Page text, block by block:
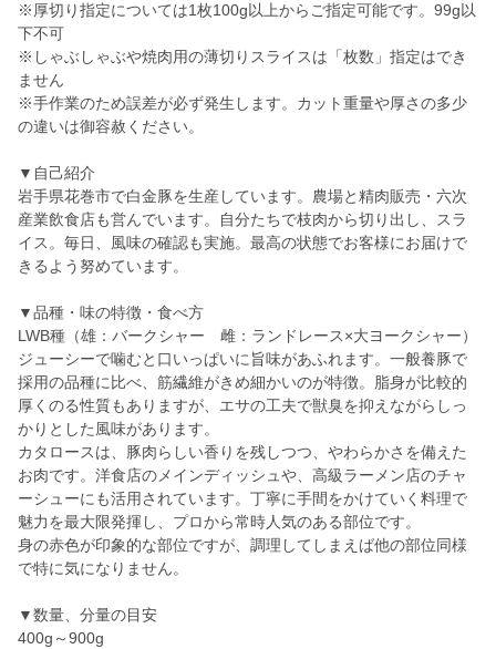
※厚切り指定については1枚100g以上からご指定可能です。99g以
下不可
※しゃぶしゃぶや焼肉用の薄切りスライスは「枚数」指定はでき
ません
※手作業のため誤差が必ず発生します。カット重量や厚さの多少
の違いは御容赦ください。
▼自己紹介
岩手県花巻市で白金豚を生産しています。農場と精肉販売・六次
産業飲食店も営んでいます。自分たちで枝肉から切り出し、スラ
イス。毎日、風味の確認も実施。最高の状態でお客様にお届けで
きるよう努めています。
▼品種・味の特徴・食べ方
LWB種（雄：バークシャー 雌：ランドレース×大ヨークシャー）
ジューシーで噛むと口いっぱいに旨味があふれます。一般養豚で
採用の品種に比べ、筋繊維がきめ細かいのが特徴。脂身が比較的
厚くのる性質もありますが、エサの工夫で獣臭を抑えながらしっ
かりとした風味があります。
カタロースは、豚肉らしい香りを残しつつ、やわらかさを備えた
お肉です。洋食店のメインディッシュや、高級ラーメン店のチャ
ーシューにも活用されています。丁寧に手間をかけていく料理で
魅力を最大限発揮し、プロから常時人気のある部位です。
身の赤色が印象的な部位ですが、調理してしまえば他の部位同様
で特に気になりません。
▼数量、分量の目安
400g～900g